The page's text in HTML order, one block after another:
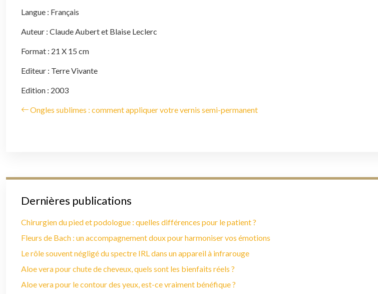
Langue : Français
Auteur : Claude Aubert et Blaise Leclerc
Format : 21 X 15 cm
Editeur : Terre Vivante
Edition : 2003
Ongles sublimes : comment appliquer votre vernis semi-permanent
Dernières publications
Chirurgien du pied et podologue : quelles différences pour le patient ?
Fleurs de Bach : un accompagnement doux pour harmoniser vos émotions
Le rôle souvent négligé du spectre IRL dans un appareil à infrarouge
Aloe vera pour chute de cheveux, quels sont les bienfaits réels ?
Aloe vera pour le contour des yeux, est-ce vraiment bénéfique ?